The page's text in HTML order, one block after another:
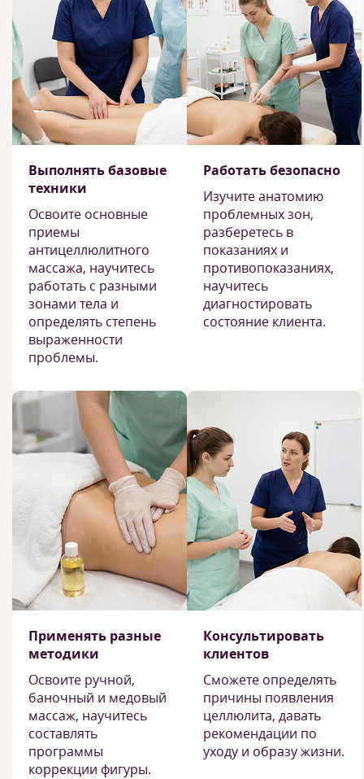
Выполнять базовые
техники
Освоите основные
приемы
антицеллюлитного
массажа, научитесь
работать с разными
зонами тела и
определять степень
выраженности
проблемы.
Работать безопасно
Изучите анатомию
проблемных зон,
разберетесь в
показаниях и
противопоказаниях,
научитесь
диагностировать
состояние клиента.
Применять разные
методики
Освоите ручной,
баночный и медовый
массаж, научитесь
составлять
программы
коррекции фигуры.
Консультировать
клиентов
Сможете определять
причины появления
целлюлита, давать
рекомендации по
уходу и образу жизни.